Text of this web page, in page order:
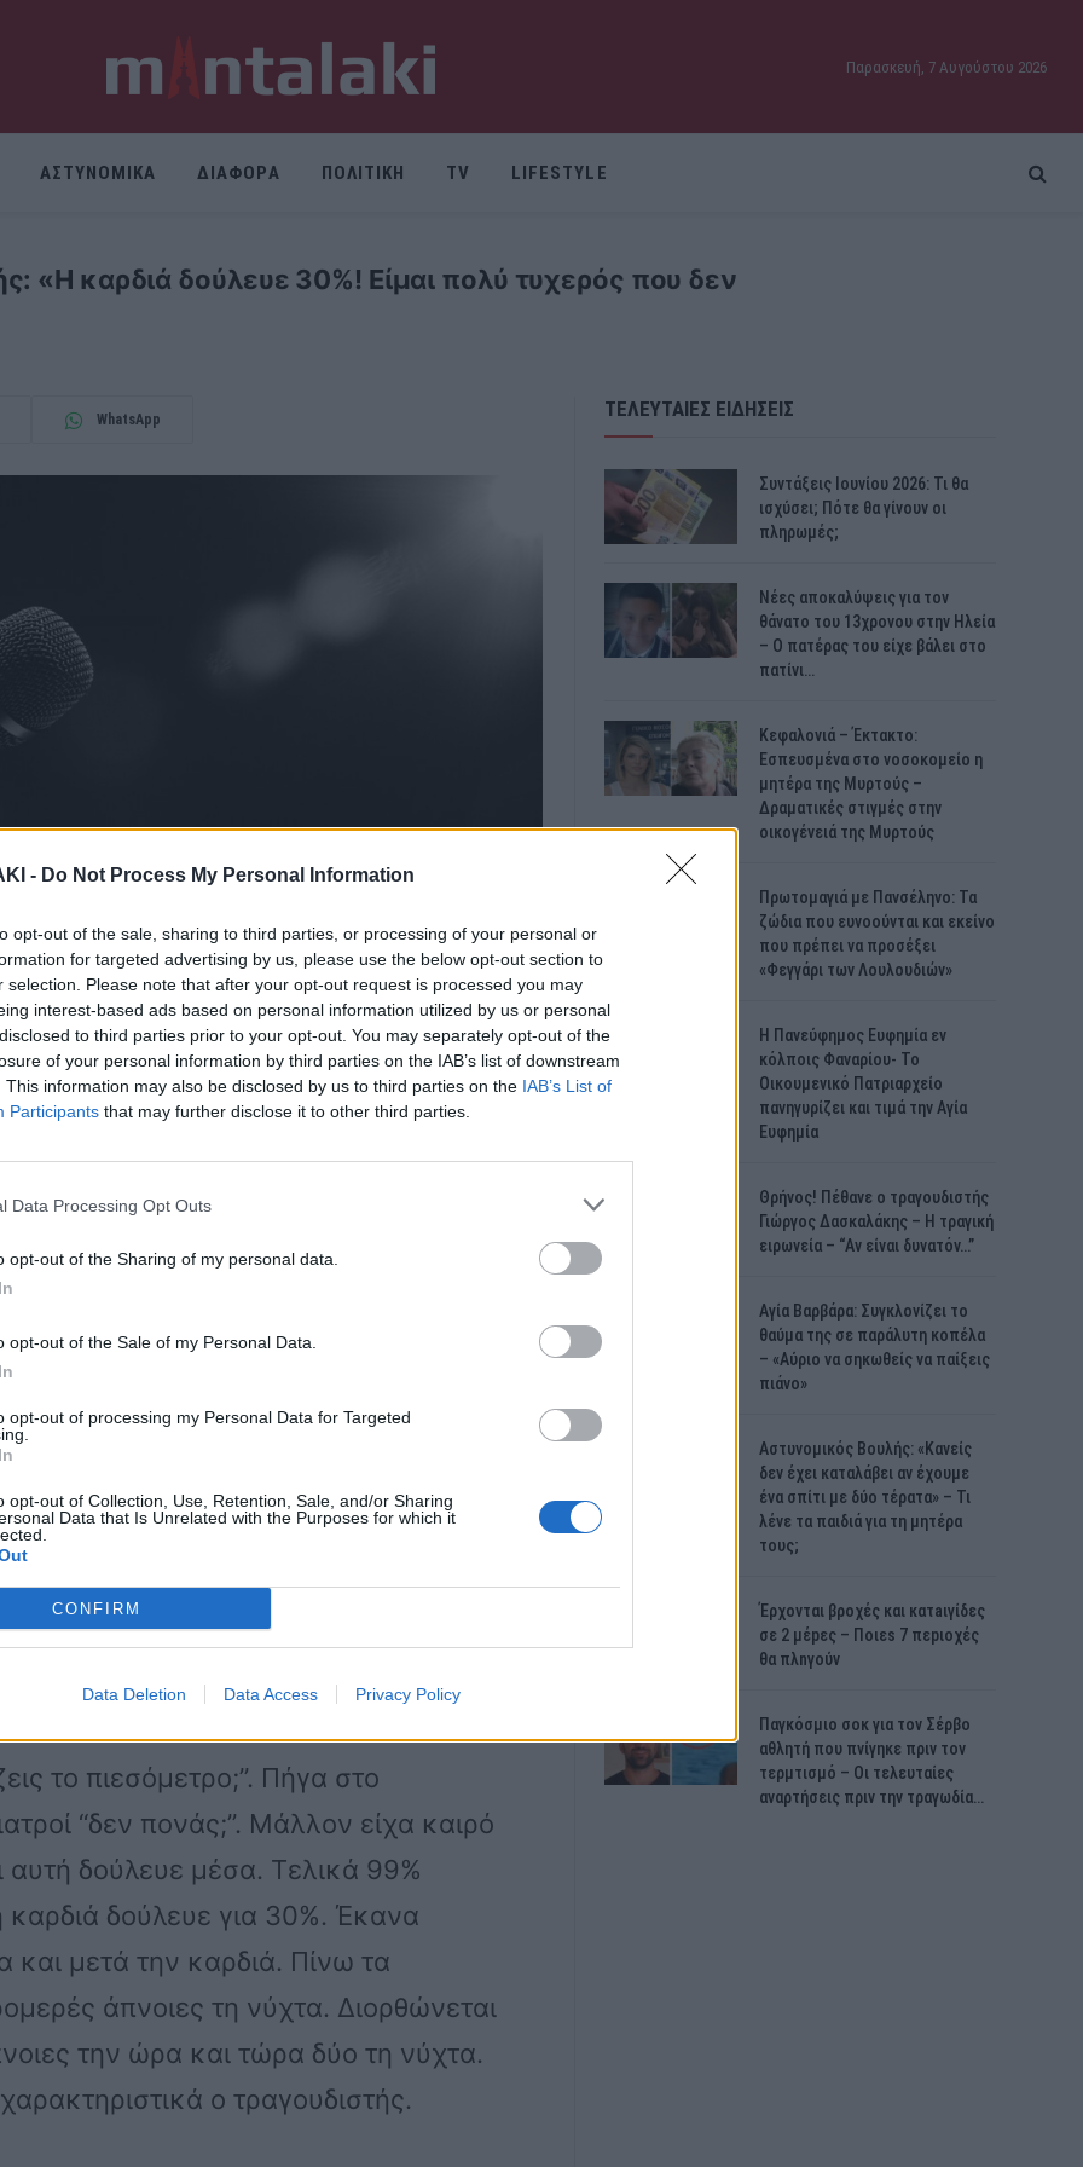
- Do Not Process My Personal Information
opt-out of the sale, sharing to third parties, or processing of your personal or
for targeted advertising by us, please use the below opt-out section to
selection. Please note that after your opt-out request is processed you may
interest-based ads based on personal information utilized by us or personal
to third parties prior to your opt-out. You may separately opt-out of the
of your personal information by third parties on the IAB’s list of downstream
This information may also be disclosed by us to third parties on the IAB’s List of
Participants that may further disclose it to other third parties.
Data Processing Opt Outs
opt-out of the Sharing of my personal data.
opt-out of the Sale of my Personal Data.
opt-out of processing my Personal Data for Targeted
opt-out of Collection, Use, Retention, Sale, and/or Sharing
Data that Is Unrelated with the Purposes for which it
CONFIRM
Data Deletion Data Access Privacy Policy
Παρασκευή, 7 Αυγούστου 2026
ΑΣΤΥΝΟΜΙΚΑ ΔΙΑΦΟΡΑ ΠΟΛΙΤΙΚΗ TV LIFESTYLE
«Η καρδιά δούλευε 30%! Είμαι πολύ τυχερός που δεν
WhatsApp
στο πλατό του “The 2night show”
σοβαρό πρόβλημα που πέρασε με
του στοιχίσει τη ζωή.
Γιώτη – Η αποκάλυψη στο The
μικρός. Το πρόβλημα υγείας που
Εγώ ήμουν πολύ τυχερός και
Ανέβασα πίεση 26 μεγάλη και 18
δεν θα έπρεπε. Δεν καπνίζω,
Και τώρα αθλούμαι! Ελάχιστες
μύτη δύο ώρες στα ξαφνικά. Ήμουν
Αθήνα και το επόμενο βράδυ μου
το πιεσόμετρο;”. Πήγα στο
“δεν πονάς;”. Μάλλον είχα καιρό
αυτή δούλευε μέσα. Τελικά 99%
καρδιά δούλευε για 30%. Έκανα
μετά την καρδιά. Πίνω τα
άπνοιες τη νύχτα. Διορθώνεται
την ώρα και τώρα δύο τη νύχτα.
ο τραγουδιστής.
ΤΕΛΕΥΤΑΙΕΣ ΕΙΔΗΣΕΙΣ
Συντάξεις Ιουνίου 2026: Τι θα
ισχύσει; Πότε θα γίνουν οι
πληρωμές;
Νέες αποκαλύψεις για τον
θάνατο του 13χρονου στην Ηλεία
– Ο πατέρας του είχε βάλει στο
πατίνι…
Κεφαλονιά – Έκτακτο:
Εσπευσμένα στο νοσοκομείο η
μητέρα της Μυρτούς –
Δραματικές στιγμές στην
οικογένειά της Μυρτούς
Πρωτομαγιά με Πανσέληνο: Τα
ζώδια που ευνοούνται και εκείνο
που πρέπει να προσέξει
«Φεγγάρι των Λουλουδιών»
H Πανεύφημος Ευφημία εν
κόλποις Φαναρίου- Το
Οικουμενικό Πατριαρχείο
πανηγυρίζει και τιμά την Αγία
Ευφημία
Θρήνος! Πέθανε ο τραγουδιστής
Γιώργος Δασκαλάκης – Η τραγική
ειρωνεία – “Αν είναι δυνατόν…”
Αγία Βαρβάρα: Συγκλονίζει το
θαύμα της σε παράλυτη κοπέλα
– «Αύριο να σηκωθείς να παίξεις
πιάνο»
Αστυνομικός Bουλής: «Κανείς
δεν έχει καταλάβει αν έχουμε
ένα σπίτι με δύο τέρατα» – Τι
λένε τα παιδιά για τη μητέρα
τους;
Έρχονται βροχές και κατaιγίδες
σε 2 μέpες – Ποιεs 7 πεpιοχές
θα πλnγούν
Παγκόσμιο σοκ για τον Σέρβο
αθλητή που πνίγηκε πριν τον
τερμτισμό – Οι τελευταίες
αναρτήσεις πριν την τραγωδία…